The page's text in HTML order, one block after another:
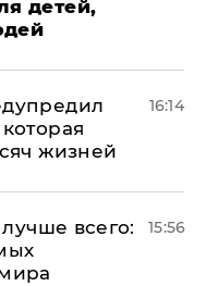
детей,
жизней
16:14
всего:
15:56